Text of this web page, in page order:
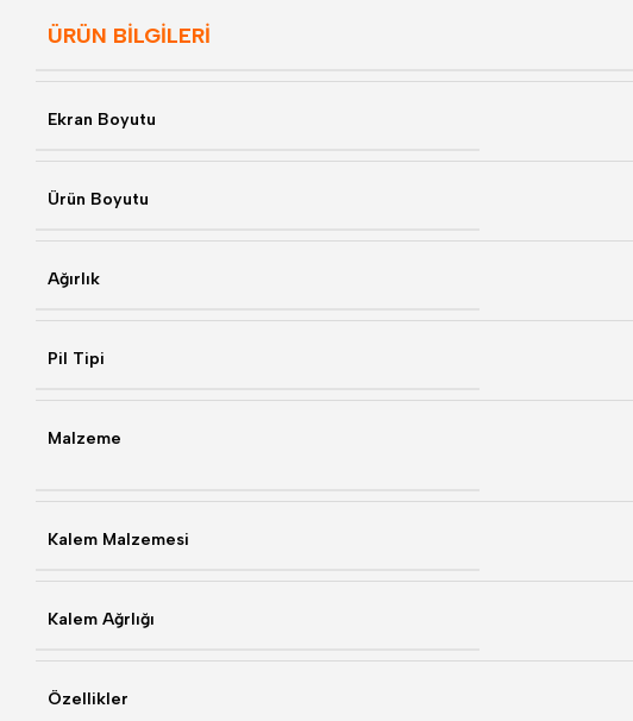
ÜRÜN BILGILERI
Ekran Boyutu
Ürün Boyutu
Ağırlık
Pil Tipi
Malzeme
Kalem Malzemesi
Kalem Ağrlığı
Özellikler